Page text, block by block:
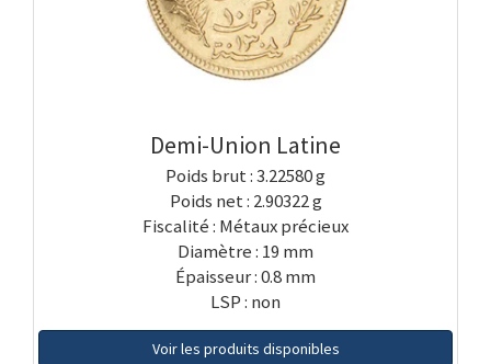
Demi-Union Latine
Poids brut : 3.22580 g
Poids net : 2.90322 g
Fiscalité : Métaux précieux
Diamètre : 19 mm
Épaisseur : 0.8 mm
LSP : non
Voir les produits disponibles